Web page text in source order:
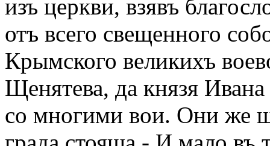
изъ церкви, взявъ
отъ всего свещенного
Крымского великихъ
Щенятева, да князя
со многими вои. Они же